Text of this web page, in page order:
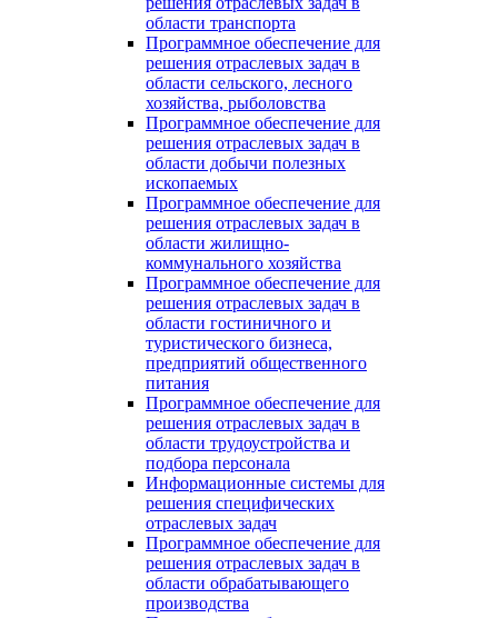
области транспорта
Программное обеспечение для
решения отраслевых задач в
области сельского, лесного
хозяйства, рыболовства
Программное обеспечение для
решения отраслевых задач в
области добычи полезных
ископаемых
Программное обеспечение для
решения отраслевых задач в
области жилищно-
коммунального хозяйства
Программное обеспечение для
решения отраслевых задач в
области гостиничного и
туристического бизнеса,
предприятий общественного
питания
Программное обеспечение для
решения отраслевых задач в
области трудоустройства и
подбора персонала
Информационные системы для
решения специфических
отраслевых задач
Программное обеспечение для
решения отраслевых задач в
области обрабатывающего
производства